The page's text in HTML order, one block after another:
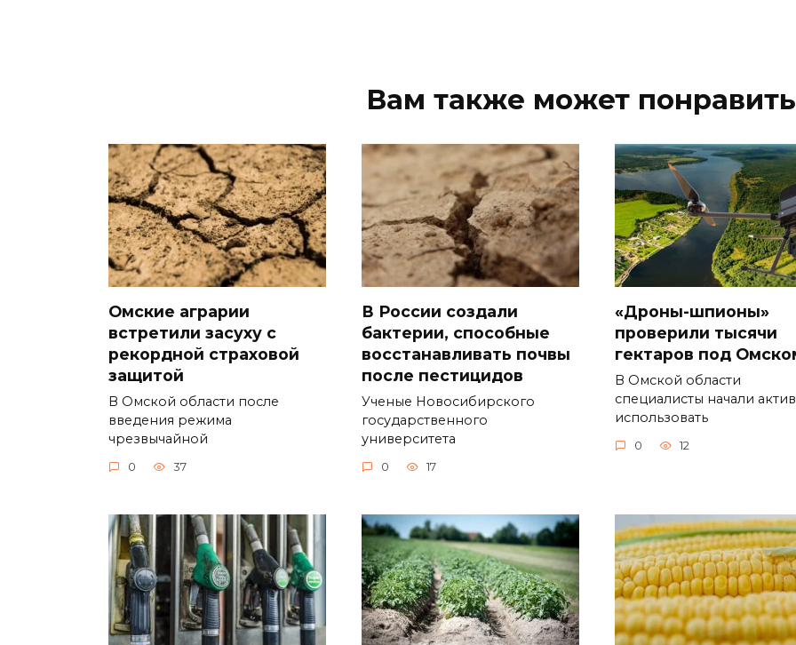
Вам также может
Омские аграрии
встретили засуху с
рекордной страховой
защитой
В Омской области после
введения режима
чрезвычайной
0 37
В России создали
бактерии, способные
восстанавливать почвы
после пестицидов
Ученые Новосибирского
государственного
университета
0 17
«Дроны-шпионы»
проверили тысячи
гектаров под
В Омской области
специалисты начали
использовать
0 12